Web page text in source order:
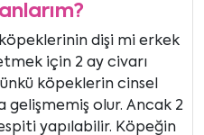
dişi mi erkek
için 2 ay civarı
köpeklerin cinsel
gelişmemiş olur. Ancak 2
yapılabilir. Köpeğin